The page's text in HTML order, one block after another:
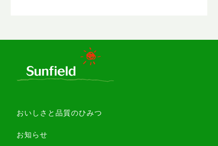
おいしさと品質のひみつ
お知らせ